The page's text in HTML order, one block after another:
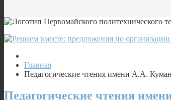
Главная
Педагогические чтения имени А.А.
Педагогические чтения